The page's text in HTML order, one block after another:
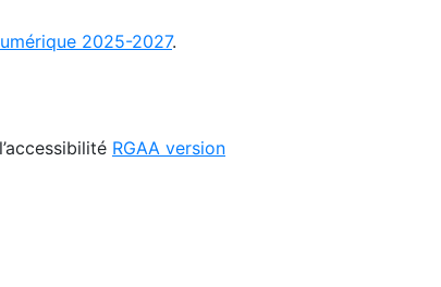
2025-2027.
RGAA version